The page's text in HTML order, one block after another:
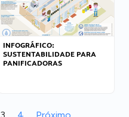
INFOGRÁFICO:
SUSTENTABILIDADE PARA
PANIFICADORAS